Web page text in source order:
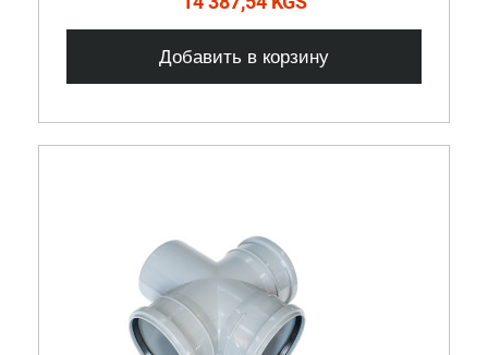
Добавить в корзину